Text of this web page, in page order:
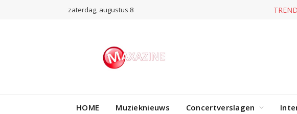
zaterdag, augustus 8
HOME Muzieknieuws Concertverslagen